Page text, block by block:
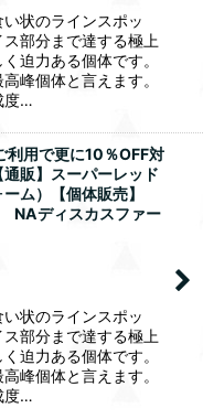
状のラインスポッ
部分まで達する極上
迫力ある個体です。
峰個体と言えます。
度…
利用で更に10％OFF対
販】スーパーレッド
ム）【個体販売】
NAディスカスファー
状のラインスポッ
部分まで達する極上
迫力ある個体です。
峰個体と言えます。
度…